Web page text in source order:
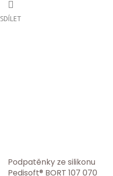
SDÍLET
Podpatěnky ze silikonu
Pedisoft® BORT 107 070